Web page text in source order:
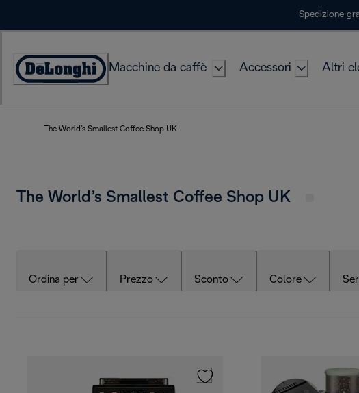
Spedizione
Accessibility
Macchine da caffè Accessori Altri
The World’s Smallest Coffee Shop UK
The World’s Smallest Coffee Shop UK
Ordina per Prezzo Sconto Colore